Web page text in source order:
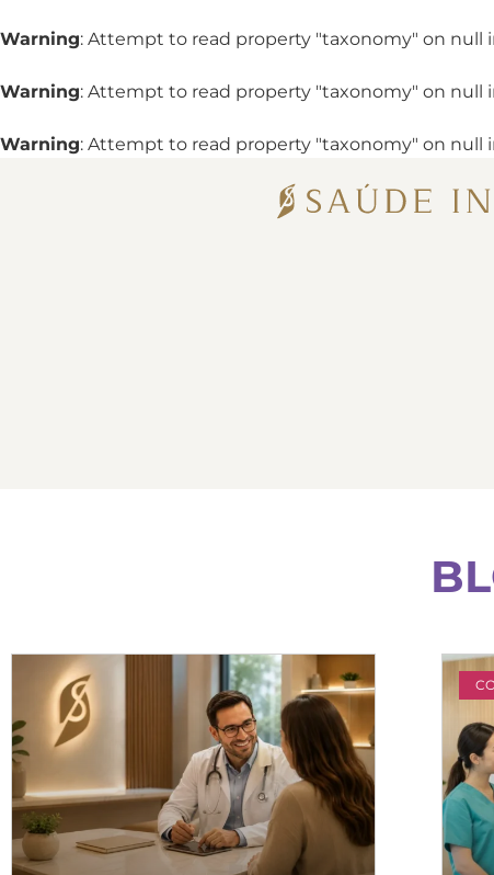
Warning: Attempt to read property "taxonomy" on null
Warning: Attempt to read property "taxonomy" on null
Warning: Attempt to read property "taxonomy" on null